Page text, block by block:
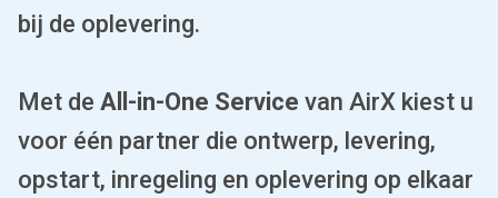
bij de oplevering.
Met de All-in-One Service van AirX kiest u
voor één partner die ontwerp, levering,
opstart, inregeling en oplevering op elkaar